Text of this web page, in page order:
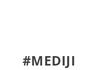
#MEDIJI